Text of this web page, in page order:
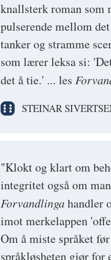
knallsterk roman som
pulserende mellom
tanker og stramme
som lærer leksa si:
det å tie.' ... les
STEINAR
"Klokt og klart om
integritet også om
Forvandlingahandler
imot merkelappen
Om å miste språket
språkløsheten gjør for